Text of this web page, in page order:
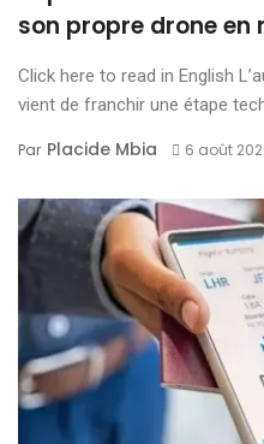
son propre drone en
Click here to read in English
vient de franchir une étape
Par Placide Mbia 6 août